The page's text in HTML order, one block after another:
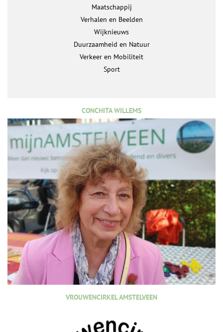
Maatschappij
Verhalen en Beelden
Wijknieuws
Duurzaamheid en Natuur
Verkeer en Mobiliteit
Sport
CONCHITA WILLEMS
VROUWENCIRKEL AMSTELVEEN